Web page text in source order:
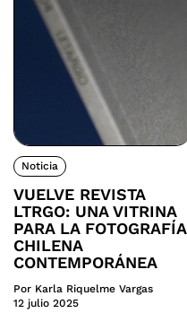
Noticia
VUELVE REVISTA
LTRGO: UNA VITRINA
PARA LA FOTOGRAFÍA
CHILENA
CONTEMPORÁNEA
Por Karla Riquelme Vargas
12 julio 2025